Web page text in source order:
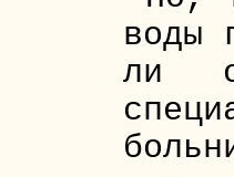
воды
ли